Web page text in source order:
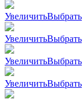
УвеличитьВыбрать
УвеличитьВыбрать
УвеличитьВыбрать
УвеличитьВыбрать